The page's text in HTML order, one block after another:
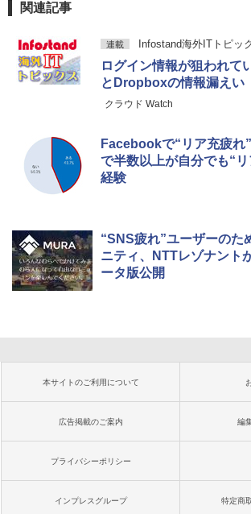
関連記事
連載 Infostand海外ITトピッ
ログイン情報が狙われ
とDropboxの情報漏えい
クラウド Watch
Facebookで“リア充疲れ
で半数以上が自分でも“
経験
“SNS疲れ”ユーザーのた
ニティ、NTTレゾナント
ータ版公開
本サイトのご利用について
広告掲載のご案内 編
プライバシーポリシー
インプレスグループ 特定商